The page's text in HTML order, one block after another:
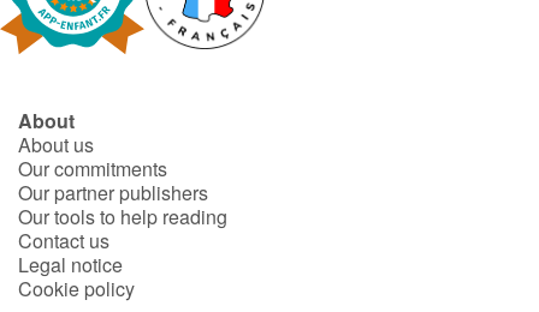
Fable, myth, literature and poetry
Ogres, monsters and witches
Heroines and Heroes
Ecology, nature, seasons
About
About us
Our commitments
Our partner publishers
Our tools to help reading
Contact us
Legal notice
Cookie policy